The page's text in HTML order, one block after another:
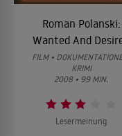
Roman Polanski:
Wanted And
FILM •
KRIMI
2008 • 99 MIN.
Lesermeinung